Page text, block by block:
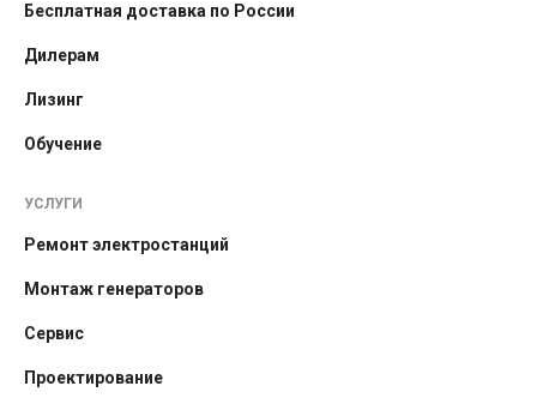
Бесплатная доставка по России
Дилерам
Лизинг
Обучение
УСЛУГИ
Ремонт электростанций
Монтаж генераторов
Сервис
Проектирование